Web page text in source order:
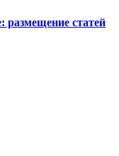
размещение статей